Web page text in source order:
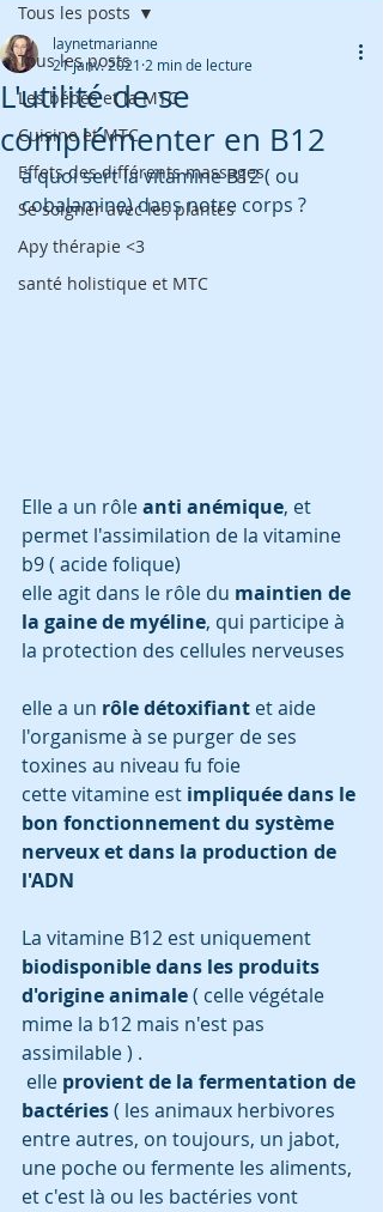
Tous les posts
Les bébés et la MTC
Cuisine et MTC
Effets des différents massages
Se soigner avec les plantes
Apy thérapie <3
santé holistique et MTC
Tous les posts
L'utilité de se
complémenter en B12
laynetmarianne
21 janv. 2021 2 min de lecture
à quoi sert la vitamine B12 ( ou
cobalamine) dans notre corps ?
Elle a un rôle anti anémique, et
permet l'assimilation de la vitamine
b9 ( acide folique)
elle agit dans le rôle du maintien de
la gaine de myéline, qui participe à
la protection des cellules nerveuses
elle a un rôle détoxifiant et aide
l'organisme à se purger de ses
toxines au niveau fu foie
cette vitamine est impliquée dans le
bon fonctionnement du système
nerveux et dans la production de
l'ADN
La vitamine B12 est uniquement
biodisponible dans les produits
d'origine animale ( celle végétale
mime la b12 mais n'est pas
assimilable ) .
elle provient de la fermentation de
bactéries ( les animaux herbivores
entre autres, on toujours, un jabot,
une poche ou fermente les aliments,
et c'est là ou les bactéries vont